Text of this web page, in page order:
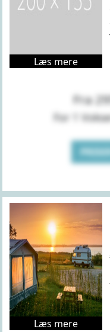
Læs mere
Fra
For 1
Læs mere